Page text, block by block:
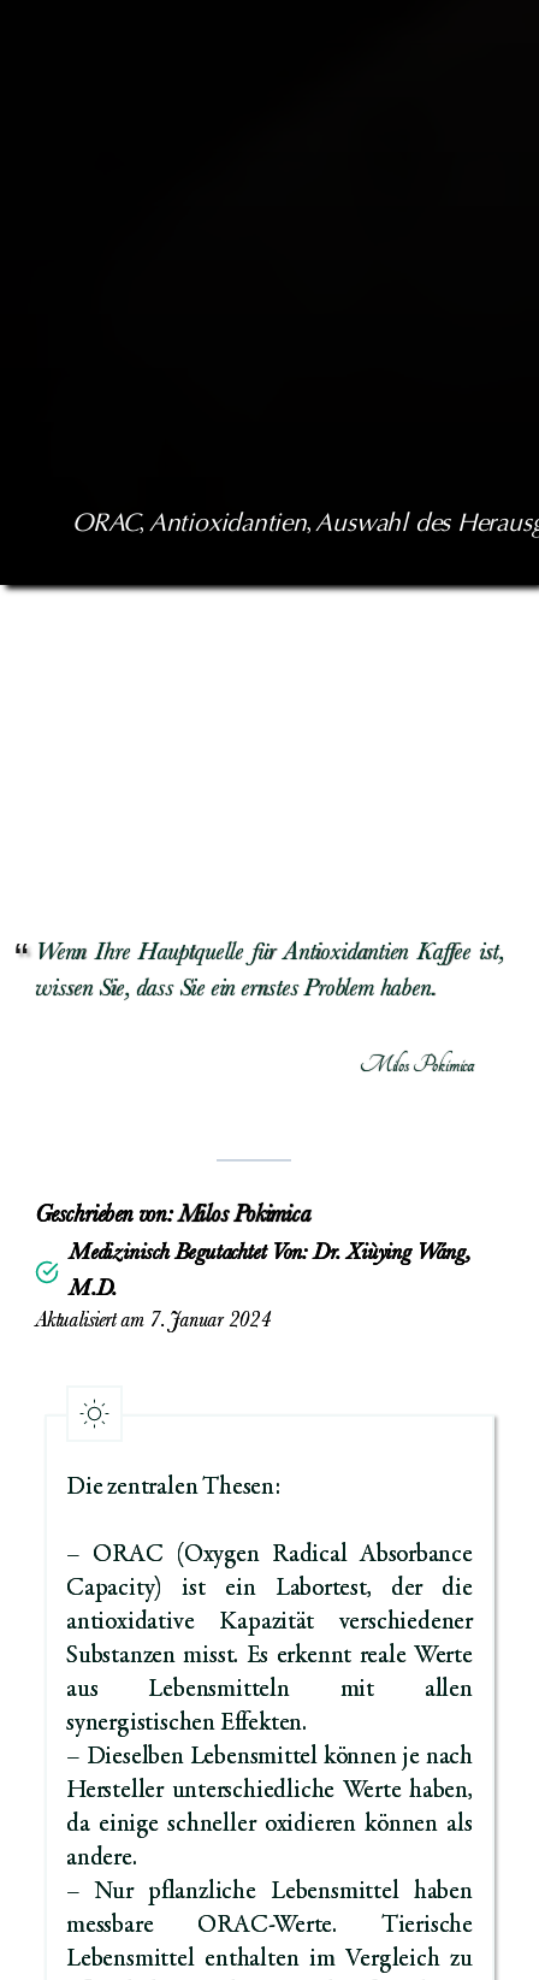
ORAC, Antioxidantien, Auswahl des
Wenn Ihre Hauptquelle für Antioxidantien Kaffee ist,
wissen Sie, dass Sie ein ernstes Problem haben.
Milos Pokimica
Geschrieben von:Milos Pokimica
Medizinisch Begutachtet Von: Dr. Xiùying Wáng,
M.D.
Aktualisiert am 7. Januar 2024
Die zentralen Thesen:
– ORAC (Oxygen Radical Absorbance
Capacity) ist ein Labortest, der die
antioxidative Kapazität verschiedener
Substanzen misst. Es erkennt reale Werte
aus Lebensmitteln mit allen
synergistischen Effekten.
– Dieselben Lebensmittel können je nach
Hersteller unterschiedliche Werte haben,
da einige schneller oxidieren können als
andere.
– Nur pflanzliche Lebensmittel haben
messbare ORAC-Werte. Tierische
Lebensmittel enthalten im Vergleich zu